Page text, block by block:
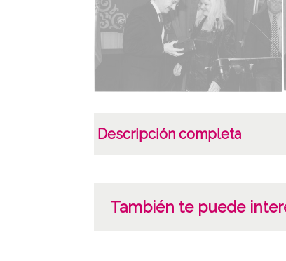
Descripción completa
También te puede